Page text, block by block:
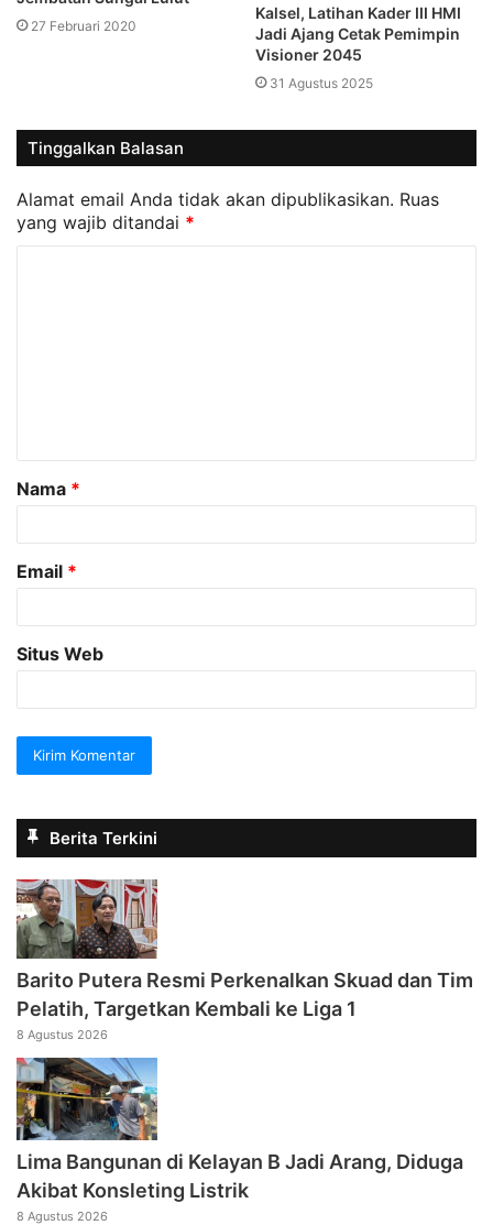
27 Februari 2020
Kalsel, Latihan Kader III HMI
Jadi Ajang Cetak Pemimpin
Visioner 2045
31 Agustus 2025
Tinggalkan Balasan
Alamat email Anda tidak akan dipublikasikan. Ruas
yang wajib ditandai *
a
r
Nama *
Email *
Situs Web
Berita Terkini
Barito Putera Resmi Perkenalkan Skuad dan Tim
Pelatih, Targetkan Kembali ke Liga 1
8 Agustus 2026
Lima Bangunan di Kelayan B Jadi Arang, Diduga
Akibat Konsleting Listrik
8 Agustus 2026